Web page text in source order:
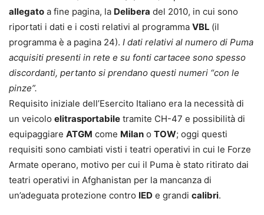
allegato a fine pagina, la Delibera del 2010, in cui sono
riportati i dati e i costi relativi al programma VBL (il
programma è a pagina 24). I dati relativi al numero di Puma
acquisiti presenti in rete e su fonti cartacee sono spesso
discordanti, pertanto si prendano questi numeri “con le
pinze”.
Requisito iniziale dell’Esercito Italiano era la necessità di
un veicolo elitrasportabile tramite CH-47 e possibilità di
equipaggiare ATGM come Milan o TOW; oggi questi
requisiti sono cambiati visti i teatri operativi in cui le Forze
Armate operano, motivo per cui il Puma è stato ritirato dai
teatri operativi in Afghanistan per la mancanza di
un’adeguata protezione contro IED e grandi calibri.